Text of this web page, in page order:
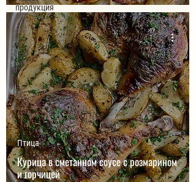
продукция
Курица в сметанном соусе с розмарином
и горчицей
Птица